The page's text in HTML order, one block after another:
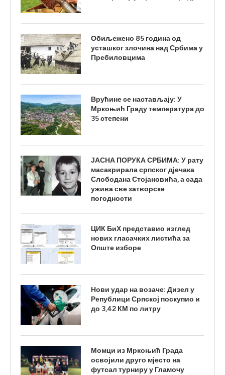
Обиљежено 85 година од
усташког злочина над Србима у
Пребиловцима
Врућине се настављају: У
Мркоњић Граду температура до
35 степени
ЈАСНА ПОРУКА СРБИМА: У рату
масакрирала српског дјечака
Слободана Стојановића, а сада
ужива све затворске
погодности
ЦИК БиХ представио изглед
нових гласачких листића за
Опште изборе
Нови удар на возаче: Дизел у
Републици Српској поскупио и
до 3,42 КМ по литру
Момци из Мркоњић Града
освојили друго мјесто на
футсал турниру у Гламочу